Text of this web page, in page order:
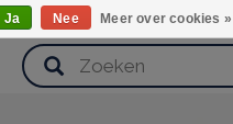
Ja Nee Meer over cookies »